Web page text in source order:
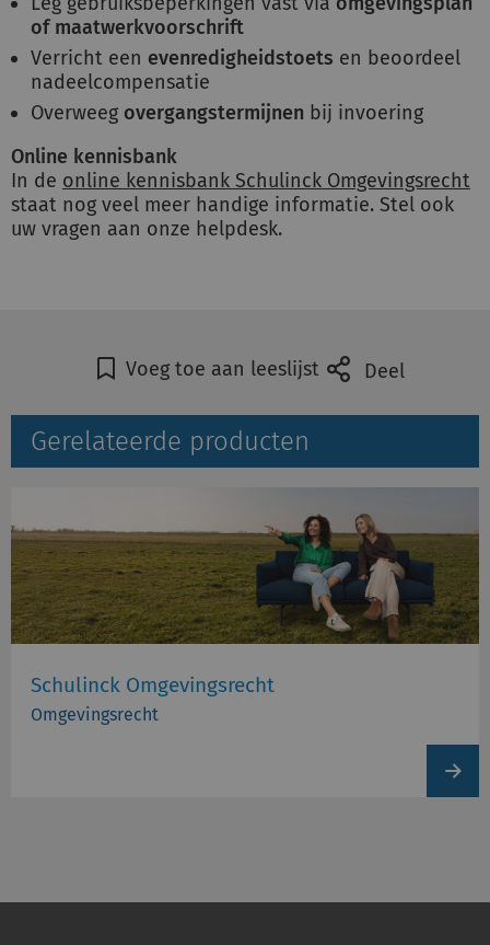
of maatwerkvoorschrift
Verricht een evenredigheidstoets en beoordeel
nadeelcompensatie
Overweeg overgangstermijnen bij invoering
Online kennisbank
In de online kennisbank Schulinck Omgevingsrecht
staat nog veel meer handige informatie. Stel ook
uw vragen aan onze helpdesk.
Voeg toe aan leeslijst Deel
Gerelateerde producten
Schulinck Omgevingsrecht
Omgevingsrecht